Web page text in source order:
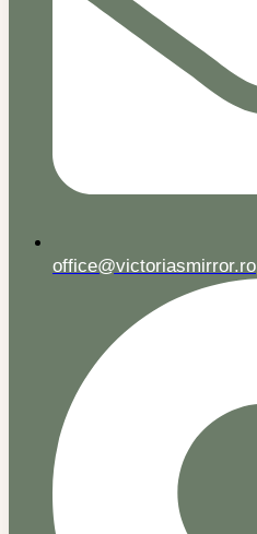
office@victoriasmirror.ro